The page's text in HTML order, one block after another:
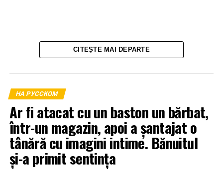
CITEȘTE MAI DEPARTE
НА РУССКОМ
Ar fi atacat cu un baston un bărbat,
într-un magazin, apoi a șantajat o
tânără cu imagini intime. Bănuitul
și-a primit sentința